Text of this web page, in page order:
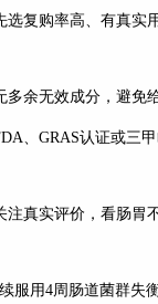
选复购率高、有真实
多余无效成分，避免
、GRAS认证或三
注真实评价，看肠胃
服用4周肠道菌群失